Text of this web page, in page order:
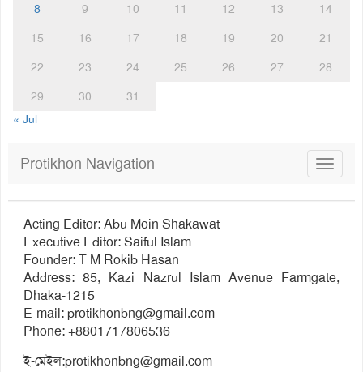
8
9 10 11 12 13
14
15
16 17 18 19 20
21
22
23 24 25 26 27
28
29
30
31
« Jul
Toggle
Protikhon Navigation
Acting Editor: Abu Moin Shakawat
Executive Editor: Saiful Islam
Founder: T M Rokib Hasan
Address: 85, Kazi Nazrul Islam Avenue Farmgate,
Dhaka-1215
E-mail:protikhonbng@gmail.com
Phone: +8801717806536
ই-মেইল:protikhonbng@gmail.com